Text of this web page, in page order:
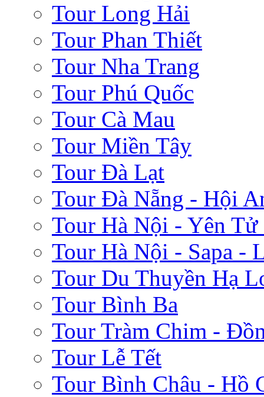
Tour Long Hải
Tour Phan Thiết
Tour Nha Trang
Tour Phú Quốc
Tour Cà Mau
Tour Miền Tây
Tour Đà Lạt
Tour Đà Nẵng - Hội
Tour Hà Nội - Yên
Tour Hà Nội - Sapa -
Tour Du Thuyền Hạ
Tour Bình Ba
Tour Tràm Chim -
Tour Lễ Tết
Tour Bình Châu - Hồ